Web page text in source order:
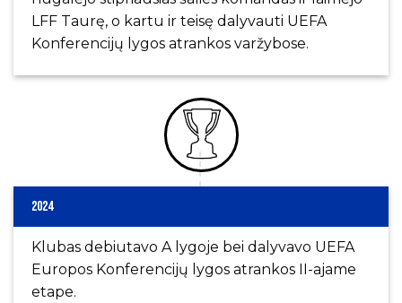
LFF Taurę, o kartu ir teisę dalyvauti UEFA
Konferencijų lygos atrankos varžybose.
2024
Klubas debiutavo A lygoje bei dalyvavo UEFA
Europos Konferencijų lygos atrankos II-ajame
etape.